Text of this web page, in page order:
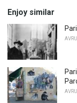
Enjoy similar